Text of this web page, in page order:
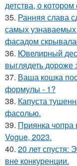
детства, о
35. Ранняя слава
самых узнаваемых
фасадом
36. Ювелирный
выглядеть дороже
37. Ваша кошка
формулы - 1?
38. Капуста
фасолью.
39. Приянка чопра
Vogue, 2023.
40. 20 лет спустя:
вне конкуренции.